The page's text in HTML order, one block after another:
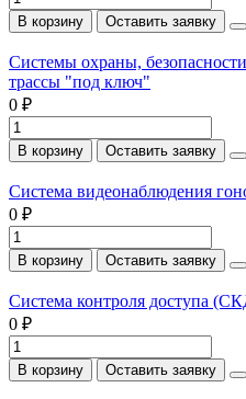
В корзину Оставить заявку
Системы охраны,
трассы "под ключ"
0 ₽
В корзину Оставить заявку
Система видеонаблюдения
0 ₽
В корзину Оставить заявку
Система контроля доступа
0 ₽
В корзину Оставить заявку